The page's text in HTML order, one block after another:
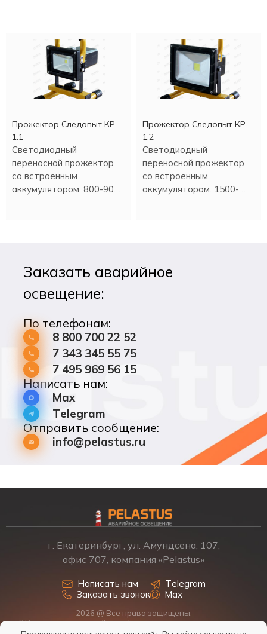
Прожектор Следопыт КР
1.1
Светодиодный
переносной прожектор
со встроенным
аккумулятором. 800-900
Прожектор Следопыт КР
1.2
Светодиодный
переносной прожектор
со встроенным
аккумулятором. 1500-
Заказать аварийное
освещение:
По телефонам:
8 800 700 22 52
7 343 345 55 75
7 495 969 56 15
Написать нам:
Max
Telegram
Отправить сообщение:
info@pelastus.ru
г. Екатеринбург, ул. Амундсена, 107,
офис 707, компания «Pelastus»
Написать нам
Заказать звонок
Telegram
Max
2026 @ Все права защищены.
* Размещенная на сайте информация о товарах и ценах не